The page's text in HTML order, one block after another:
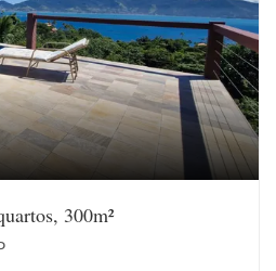
300m²